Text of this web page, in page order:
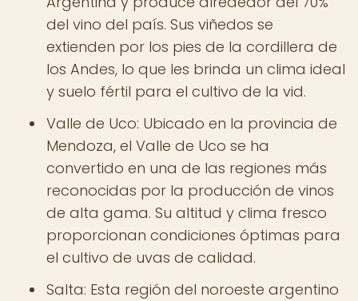
del vino del país. Sus viñedos se
extienden por los pies de la cordillera de
los Andes, lo que les brinda un clima ideal
y suelo fértil para el cultivo de la vid.
Valle de Uco: Ubicado en la provincia de
Mendoza, el Valle de Uco se ha
convertido en una de las regiones más
reconocidas por la producción de vinos
de alta gama. Su altitud y clima fresco
proporcionan condiciones óptimas para
el cultivo de uvas de calidad.
Salta: Esta región del noroeste argentino